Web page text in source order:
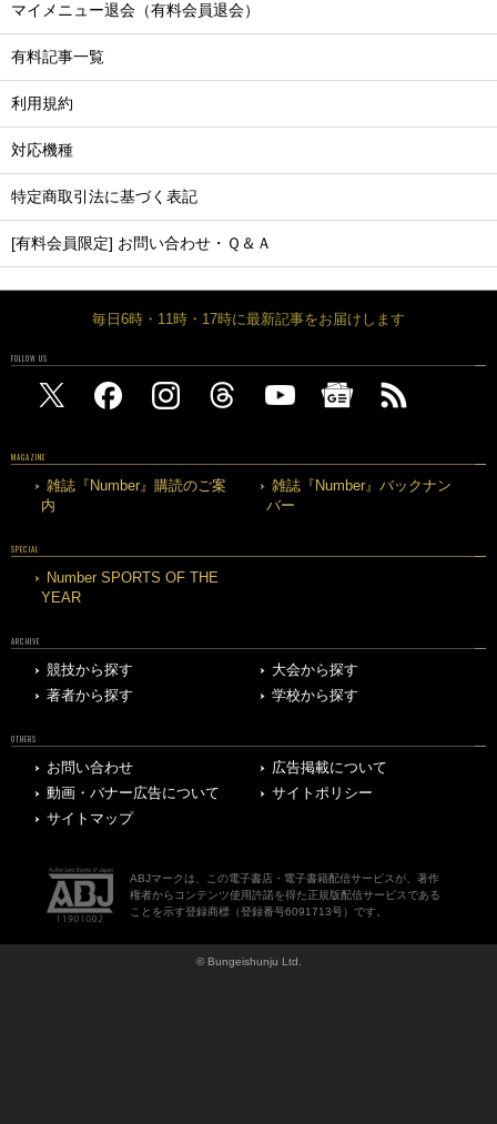
マイメニュー退会（有料会員退会）
有料記事一覧
利用規約
対応機種
特定商取引法に基づく表記
[有料会員限定] お問い合わせ・Ｑ＆Ａ
毎日6時・11時・17時に最新記事をお届けします
FOLLOW US
MAGAZINE
雑誌『Number』購読のご案
内
雑誌『Number』バックナン
バー
SPECIAL
Number SPORTS OF THE
YEAR
ARCHIVE
競技から探す
大会から探す
著者から探す
学校から探す
OTHERS
お問い合わせ
広告掲載について
動画・バナー広告について
サイトポリシー
サイトマップ
ABJマークは、この電子書店・電子書籍配信サービスが、著作
権者からコンテンツ使用許諾を得た正規版配信サービスである
ことを示す登録商標（登録番号6091713号）です。
© Bungeishunju Ltd.